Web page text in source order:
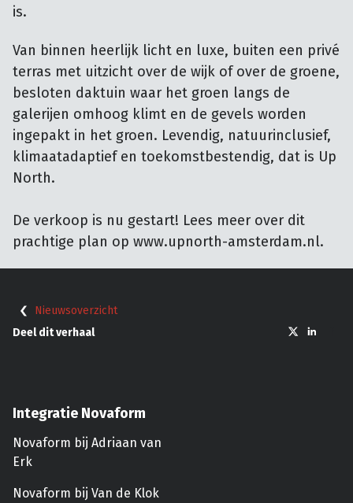
is.
Van binnen heerlijk licht en luxe, buiten een privé
terras met uitzicht over de wijk of over de groene,
besloten daktuin waar het groen langs de
galerijen omhoog klimt en de gevels worden
ingepakt in het groen. Levendig, natuurinclusief,
klimaatadaptief en toekomstbestendig, dat is Up
North.
De verkoop is nu gestart! Lees meer over dit
prachtige plan op www.upnorth-amsterdam.nl.
Nieuwsoverzicht
Deel dit verhaal
Integratie Novaform
Novaform bij Adriaan van
Erk
Novaform bij Van de Klok